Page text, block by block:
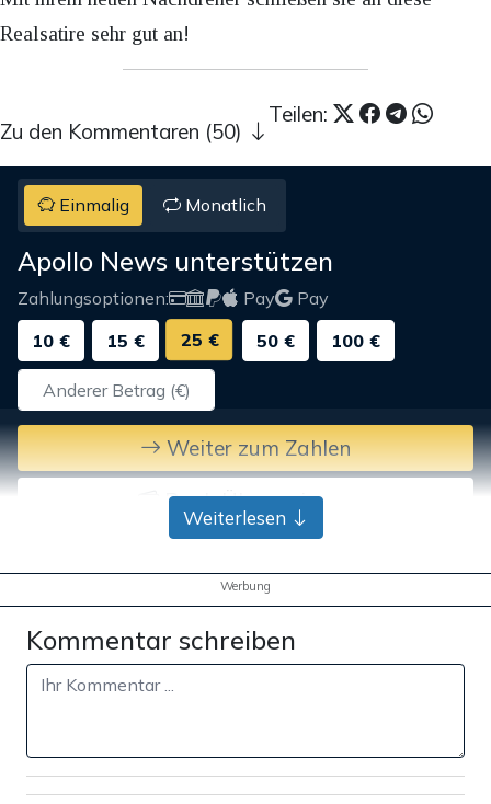
Realsatire sehr gut an!
Teilen:
Zu den Kommentaren (50)
Einmalig Monatlich
Apollo News unterstützen
Zahlungsoptionen: Pay
Pay
10 €
15 € 25 € 50 € 100 €
Weiter zum Zahlen
Bank-Überweisung
Weiterlesen
Werbung
Kommentar schreiben